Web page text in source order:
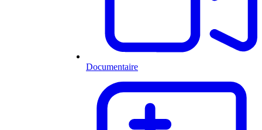
Documentaire